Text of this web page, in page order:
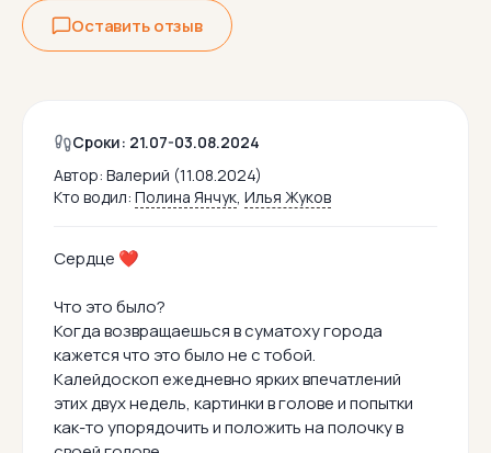
Оставить отзыв
Сроки: 21.07-03.08.2024
Автор: Валерий (11.08.2024)
Кто водил: Полина Янчук, Илья Жуков
Сердце ❤
Что это было?
Когда возвращаешься в суматоху города
кажется что это было не с тобой.
Калейдоскоп ежедневно ярких впечатлений
этих двух недель, картинки в голове и попытки
как-то упорядочить и положить на полочку в